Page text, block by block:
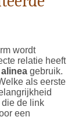
wordt
relatie heeft
gebruik.
als eerste
de link
een